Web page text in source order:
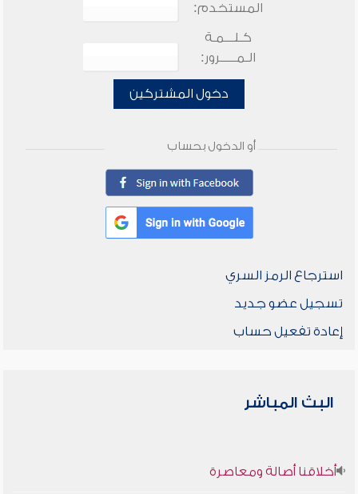
المستخدم:
كـلـــمـة
الـمـــــرور:
دخول المشتركين
أو الدخول بحساب
استرجاع الرمز السري
تسجيل عضو جديد
إعادة تفعيل حساب
البث المباشر
أخلاقنا أصالة ومعاصرة